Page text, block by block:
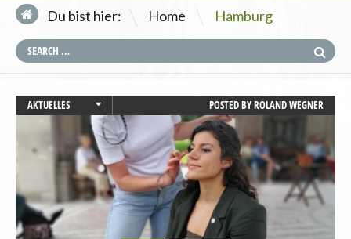
Du bist hier: Home \ Hamburg
AKTUELLES
BUNDESTAGSWAHL
STARTSEITE
UNCATEGORIZED
POSTED BYROLAND WEGNER